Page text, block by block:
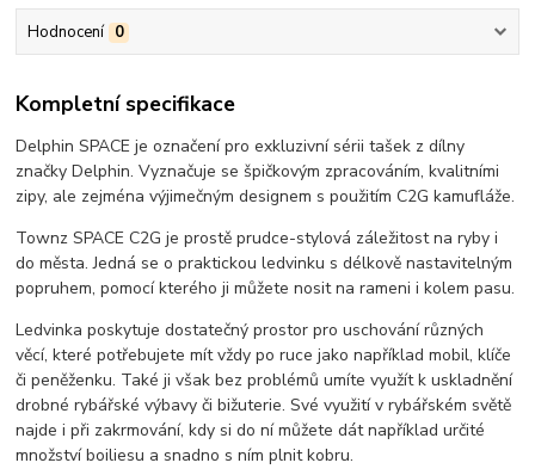
Hodnocení 0
Kompletní specifikace
Delphin SPACE je označení pro exkluzivní sérii tašek z dílny
značky Delphin. Vyznačuje se špičkovým zpracováním, kvalitními
zipy, ale zejména výjimečným designem s použitím C2G kamufláže.
Townz SPACE C2G je prostě prudce-stylová záležitost na ryby i
do města. Jedná se o praktickou ledvinku s délkově nastavitelným
popruhem, pomocí kterého ji můžete nosit na rameni i kolem pasu.
Ledvinka poskytuje dostatečný prostor pro uschování různých
věcí, které potřebujete mít vždy po ruce jako například mobil, klíče
či peněženku. Také ji však bez problémů umíte využít k uskladnění
drobné rybářské výbavy či bižuterie. Své využití v rybářském světě
najde i při zakrmování, kdy si do ní můžete dát například určité
množství boiliesu a snadno s ním plnit kobru.